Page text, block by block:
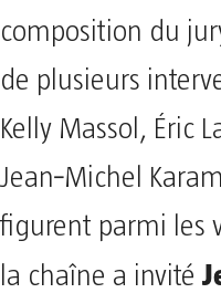
composition du
de plusieurs
Kelly Massol, Éric
Jean‑Michel
figurent parmi les
la chaîne a invité